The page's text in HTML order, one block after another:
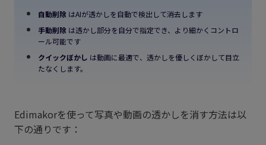
自動削除 はAIが透かしを自動で検出して消去します
手動削除 は透かし部分を自分で指定でき、より細かくコントロ
ール可能です
クイックぼかし は動画に最適で、透かしを優しくぼかして目立
たなくします。
Edimakorを使って写真や動画の透かしを消す方法は以
下の通りです：